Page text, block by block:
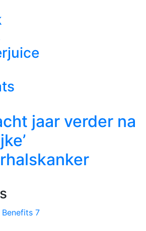
jaar verder na